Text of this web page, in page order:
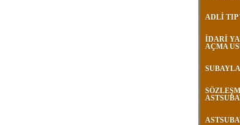
ADLİ TIP
İDARİ
AÇMA